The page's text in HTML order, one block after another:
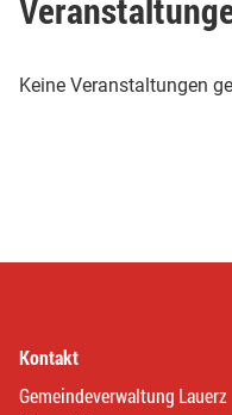
Keine Veranstaltungen
Kontakt
Gemeindeverwaltung Lauerz